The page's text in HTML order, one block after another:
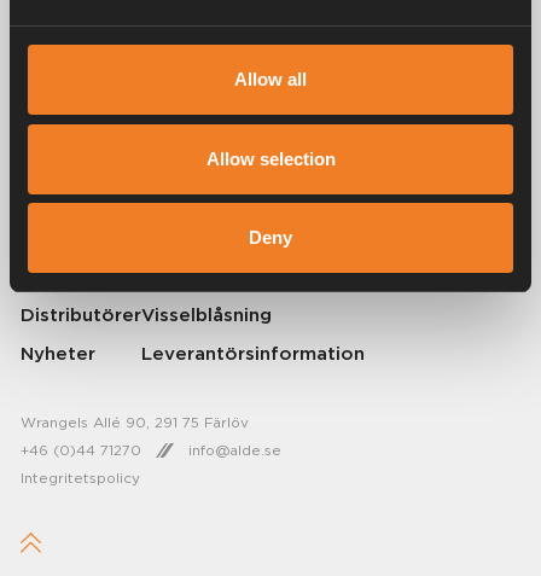
Allow all
Allow selection
Deny
värmesystem för husbilar och husvagnar. Redan då förstod vi hur
viktigt det är att ta med sig hemmets komfort på resan. Med Alde känns
borta som hemma.
© 2026 Alde International Systems AB | Part ofTruma Group
Karriär
Distributörer
Nyheter
Kontakta Alde
Visselblåsning
Leverantörsinformation
Integritetspolicy
Wrangels Allé 90, 291 75 Färlöv
+46 (0)44 71270
info@alde.se